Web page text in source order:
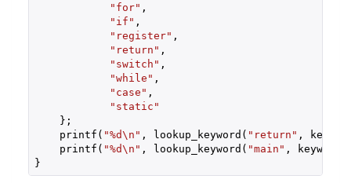
"for" ,
"if" ,
"register" ,
"return" ,
"switch" ,
"while" ,
"case" ,
"static"
    };
    printf(
"%d\n" , lookup_keyword( "return" ,
    printf(
"%d\n" , lookup_keyword( "main" ,
}